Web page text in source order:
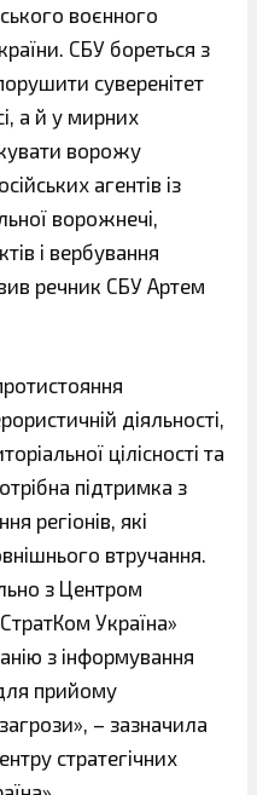
воєнного
СБУ бореться з
суверенітет
а й у мирних
ворожу
агентів із
ворожнечі,
і вербування
речник СБУ Артем
діяльності,
цілісності та
підтримка з
регіонів, які
втручання.
з Центром
Україна»
з інформування
для прийому
– зазначила
стратегічних